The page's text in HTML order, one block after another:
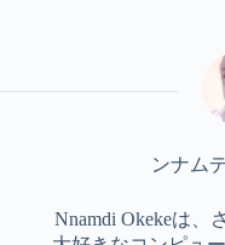
ンナム
Nnamdi Okekeは、